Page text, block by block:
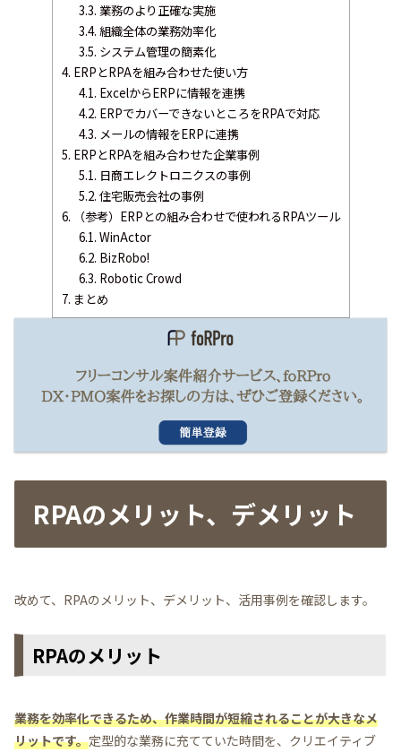
3.3. 業務のより正確な実施
3.4. 組織全体の業務効率化
3.5. システム管理の簡素化
4. ERPとRPAを組み合わせた使い方
4.1. ExcelからERPに情報を連携
4.2. ERPでカバーできないところをRPAで対応
4.3. メールの情報をERPに連携
5. ERPとRPAを組み合わせた企業事例
5.1. 日商エレクトロニクスの事例
5.2. 住宅販売会社の事例
6. （参考）ERPとの組み合わせで使われるRPAツール
6.1. WinActor
6.2. BizRobo!
6.3. Robotic Crowd
7. まとめ
RPAのメリット、デメリット
改めて、RPAのメリット、デメリット、活用事例を確認します。
RPAのメリット
業務を効率化できるため、作業時間が短縮されることが大きなメ
リットです。定型的な業務に充てていた時間を、クリエイティブ